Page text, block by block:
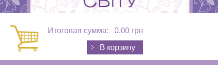
Итоговая сумма: 0.00 грн
В корзину